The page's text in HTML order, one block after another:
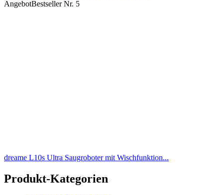
AngebotBestseller Nr. 5
dreame L10s Ultra Saugroboter mit Wischfunktion...
Produkt-Kategorien